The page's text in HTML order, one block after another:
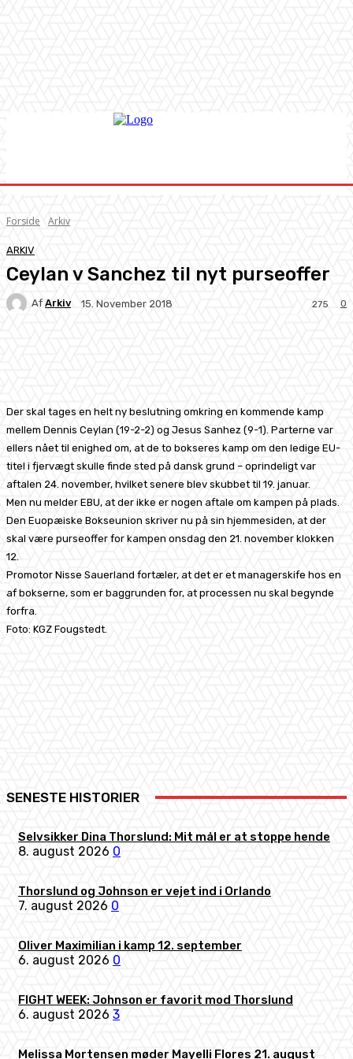
Forside Arkiv
ARKIV
Ceylan v Sanchez til nyt purseoffer
Af Arkiv 15. November 2018 0
275
Der skal tages en helt ny beslutning omkring en kommende kamp
mellem Dennis Ceylan (19-2-2) og Jesus Sanhez (9-1). Parterne var
ellers nået til enighed om, at de to bokseres kamp om den ledige EU-
titel i fjervægt skulle finde sted på dansk grund – oprindeligt var
aftalen 24. november, hvilket senere blev skubbet til 19. januar.
Men nu melder EBU, at der ikke er nogen aftale om kampen på plads.
Den Euopæiske Bokseunion skriver nu på sin hjemmesiden, at der
skal være purseoffer for kampen onsdag den 21. november klokken
12.
Promotor Nisse Sauerland fortæler, at det er et managerskife hos en
af bokserne, som er baggrunden for, at processen nu skal begynde
forfra.
Foto: KGZ Fougstedt.
SENESTE HISTORIER
Selvsikker Dina Thorslund: Mit mål er at stoppe hende
8. august 2026 0
Thorslund og Johnson er vejet ind i Orlando
7. august 2026 0
Oliver Maximilian i kamp 12. september
6. august 2026 0
FIGHT WEEK: Johnson er favorit mod Thorslund
6. august 2026 3
Melissa Mortensen møder Mayelli Flores 21. august